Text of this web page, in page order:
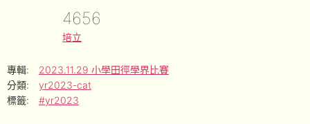
4656
培立
專輯:
2023.11.29 小學田徑學界比賽
分類:
yr2023-cat
標籤:
#yr2023